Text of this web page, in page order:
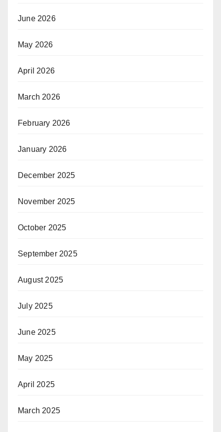
June 2026
May 2026
April 2026
March 2026
February 2026
January 2026
December 2025
November 2025
October 2025
September 2025
August 2025
July 2025
June 2025
May 2025
April 2025
March 2025